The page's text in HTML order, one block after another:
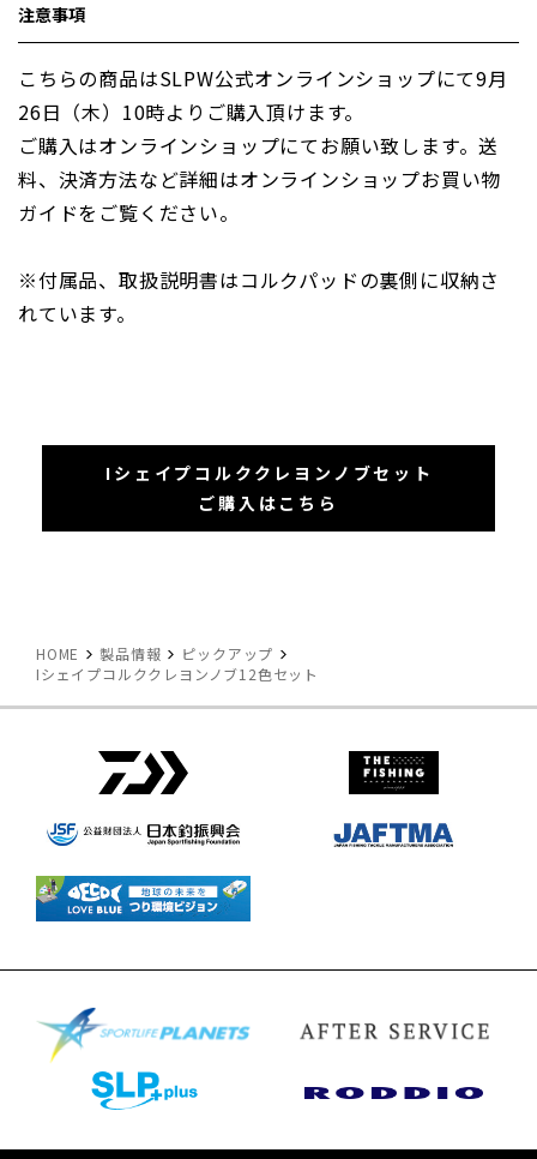
注意事項
こちらの商品はSLPW公式オンラインショップにて9月
26日（木）10時よりご購入頂けます。
ご購入はオンラインショップにてお願い致します。送
料、決済方法など詳細はオンラインショップお買い物
ガイドをご覧ください。
※付属品、取扱説明書はコルクパッドの裏側に収納さ
れています。
Iシェイプコルククレヨンノブセット
ご購入はこちら
HOME 製品情報
ピックアップ
Iシェイプコルククレヨンノブ12色セット